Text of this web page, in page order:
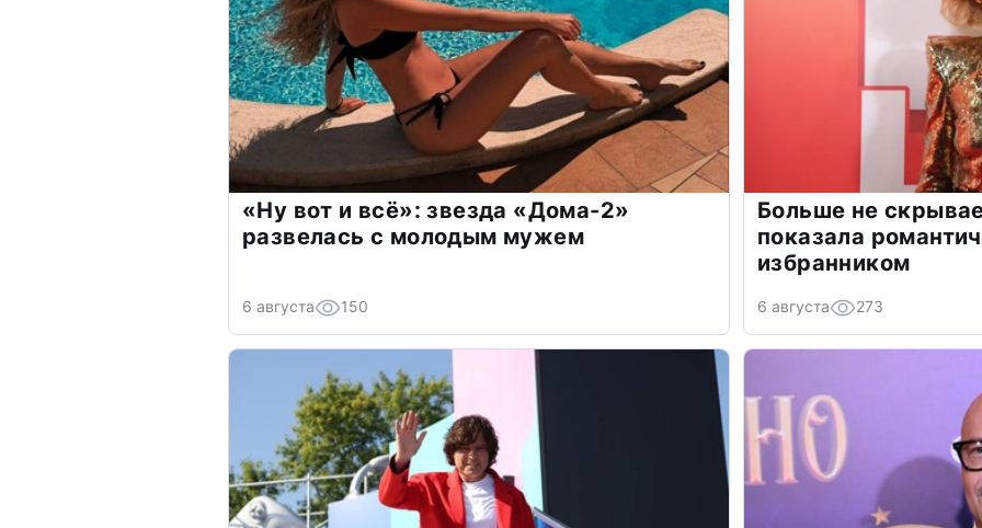
«Ну вот и всё»: звезда «Дома-2»
развелась с молодым мужем
6 августа 150
Больше не
показала
избранником
6 августа 273